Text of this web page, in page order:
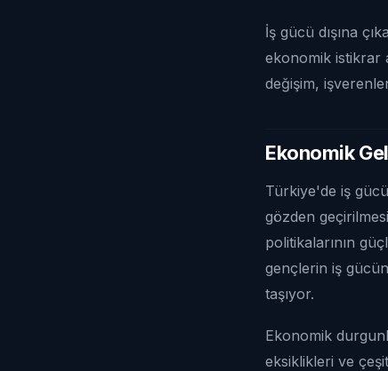
İş gücü dışına
ekonomik istikrar
değişim,
Ekonomik
Türkiye'de iş gücü
gözden
politikalarının
gençlerin iş
taşıyor.
Ekonomik
eksiklikleri ve